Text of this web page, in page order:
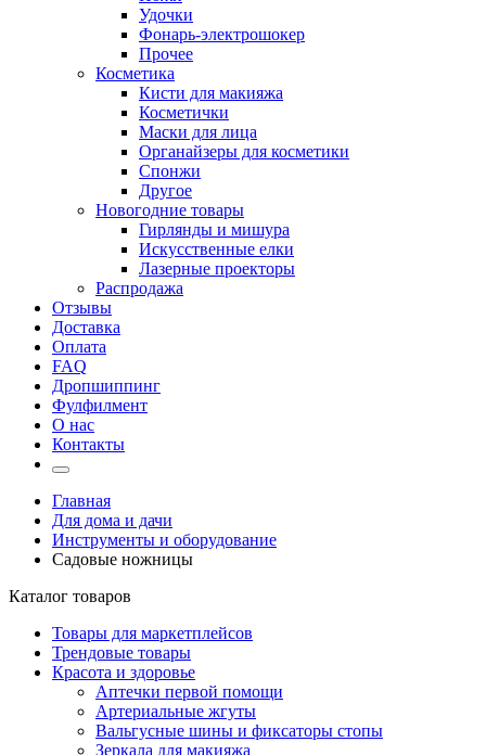
Удочки
Фонарь-электрошокер
Прочее
Косметика
Кисти для макияжа
Косметички
Маски для лица
Органайзеры для косметики
Спонжи
Другое
Новогодние товары
Гирлянды и мишура
Искусственные елки
Лазерные проекторы
Распродажа
Отзывы
Доставка
Оплата
FAQ
Дропшиппинг
Фулфилмент
О нас
Контакты
Главная
Для дома и дачи
Инструменты и оборудование
Садовые ножницы
Каталог товаров
Товары для маркетплейсов
Трендовые товары
Красота и здоровье
Аптечки первой помощи
Артериальные жгуты
Вальгусные шины и фиксаторы стопы
Зеркала для макияжа